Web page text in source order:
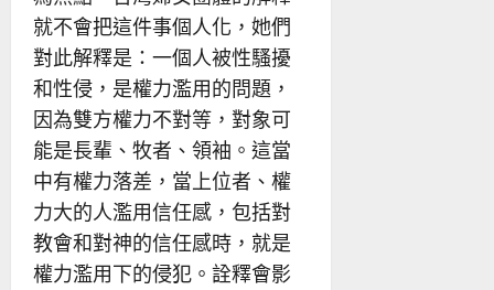
就不會把這件事個人化，她們
對此解釋是：一個人被性騷擾
和性侵，是權力濫用的問題，
因為雙方權力不對等，對象可
能是長輩、牧者、領袖。這當
中有權力落差，當上位者、權
力大的人濫用信任感，包括對
教會和對神的信任感時，就是
權力濫用下的侵犯。詮釋會影